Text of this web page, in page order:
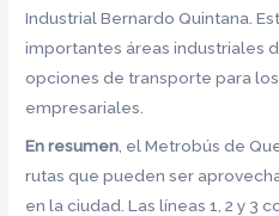
Industrial Bernardo Quintana.
importantes áreas industriales
opciones de transporte para
empresariales.
En resumen , el Metrobús de
rutas que pueden ser
en la ciudad. Las líneas 1, 2 y 3